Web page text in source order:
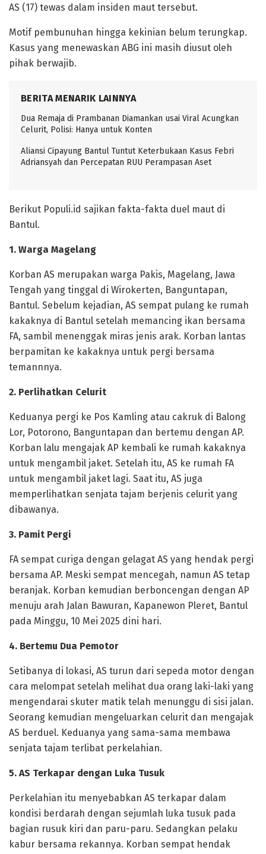
AS (17) tewas dalam insiden maut tersebut.
Motif pembunuhan hingga kekinian belum terungkap.
Kasus yang menewaskan ABG ini masih diusut oleh
pihak berwajib.
BERITA MENARIK LAINNYA
Dua Remaja di Prambanan Diamankan usai Viral Acungkan
Celurit, Polisi: Hanya untuk Konten
Aliansi Cipayung Bantul Tuntut Keterbukaan Kasus Febri
Adriansyah dan Percepatan RUU Perampasan Aset
Berikut Populi.id sajikan fakta-fakta duel maut di
Bantul.
1. Warga Magelang
Korban AS merupakan warga Pakis, Magelang, Jawa
Tengah yang tinggal di Wirokerten, Banguntapan,
Bantul. Sebelum kejadian, AS sempat pulang ke rumah
kakaknya di Bantul setelah memancing ikan bersama
FA, sambil menenggak miras jenis arak. Korban lantas
berpamitan ke kakaknya untuk pergi bersama
temannnya.
2. Perlihatkan Celurit
Keduanya pergi ke Pos Kamling atau cakruk di Balong
Lor, Potorono, Banguntapan dan bertemu dengan AP.
Korban lalu mengajak AP kembali ke rumah kakaknya
untuk mengambil jaket. Setelah itu, AS ke rumah FA
untuk mengambil jaket lagi. Saat itu, AS juga
memperlihatkan senjata tajam berjenis celurit yang
dibawanya.
3. Pamit Pergi
FA sempat curiga dengan gelagat AS yang hendak pergi
bersama AP. Meski sempat mencegah, namun AS tetap
beranjak. Korban kemudian berboncengan dengan AP
menuju arah Jalan Bawuran, Kapanewon Pleret, Bantul
pada Minggu, 10 Mei 2025 dini hari.
4. Bertemu Dua Pemotor
Setibanya di lokasi, AS turun dari sepeda motor dengan
cara melompat setelah melihat dua orang laki-laki yang
mengendarai skuter matik telah menunggu di sisi jalan.
Seorang kemudian mengeluarkan celurit dan mengajak
AS berduel. Keduanya yang sama-sama membawa
senjata tajam terlibat perkelahian.
5. AS Terkapar dengan Luka Tusuk
Perkelahian itu menyebabkan AS terkapar dalam
kondisi berdarah dengan sejumlah luka tusuk pada
bagian rusuk kiri dan paru-paru. Sedangkan pelaku
kabur bersama rekannya. Korban sempat hendak